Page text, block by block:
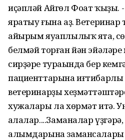
иҫәпләй Айгөл Фоат ҡыҙы.
яратыу ғына аҙ. Ветеринар
айырым яуаплылыҡ ята,
белмәй торған йән
сирҙәре тураһында бер
пациенттарына
ветеринарҙы
хужалары ла хөрмәт итә.
һалалар....Заманалар
алымдарына замансалары